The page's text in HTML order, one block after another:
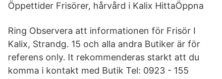
Öppettider Frisörer, hårvård i Kalix HittaÖppna
Ring Observera att informationen för Frisör I
Kalix, Strandg. 15 och alla andra Butiker är för
referens only. It rekommenderas starkt att du
komma i kontakt med Butik Tel: 0923 - 155